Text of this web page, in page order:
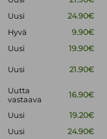
Uusi
24.90€
Hyvä
9.90€
Uusi
19.90€
Uusi 21.90€
Uutta
vastaava
16.90€
Uusi
19.20€
Uusi 24.90€